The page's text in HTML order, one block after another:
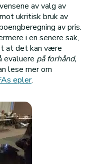
av valg av
ukritisk bruk av
av pris.
i en senere sak,
at det kan være
evaluere på forhånd,
lese mer om
epler.